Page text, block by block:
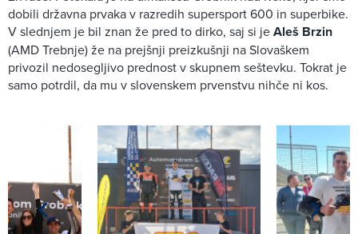
dobili državna prvaka v razredih supersport 600 in superbike.
V slednjem je bil znan že pred to dirko, saj si jeAleš Brzin
(AMD Trebnje) že na prejšnji preizkušnji na Slovaškem
privozil nedosegljivo prednost v skupnem seštevku. Tokrat je
samo potrdil, da mu v slovenskem prvenstvu nihče ni kos.